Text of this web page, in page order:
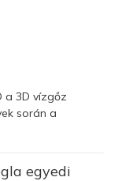
a 3D vízgőz
során a
egyedi